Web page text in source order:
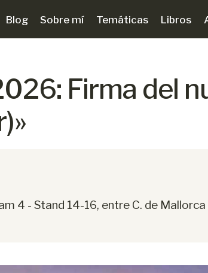
Blog Sobre mí Temáticas Libros
Firma del
4 - Stand 14-16, entre C. de Mallorca